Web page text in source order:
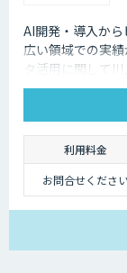
AI開発・導入か
広い領域での実
タ活用に関して
たします。
利用料金
お問合せくださ